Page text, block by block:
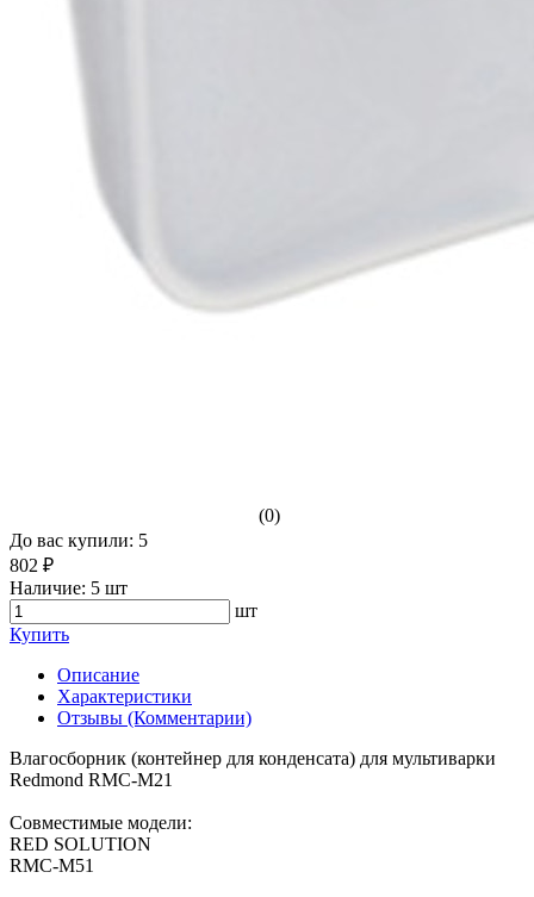
(0)
До вас купили: 5
802 ₽
Наличие: 5 шт
шт
Купить
Описание
Характеристики
Отзывы (Комментарии)
Влагосборник (контейнер для конденсата) для мультиварки
Redmond RMC-M21
Совместимые модели:
RED SOLUTION
RMC-M51